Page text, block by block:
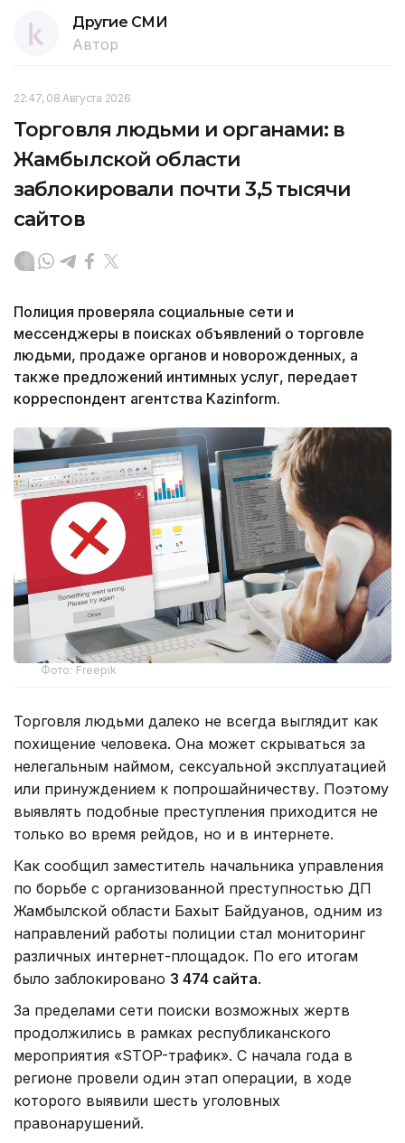
Другие СМИ
Автор
22:47, 08 Августа 2026
Торговля людьми и органами: в
Жамбылской области
заблокировали почти 3,5 тысячи
сайтов
Полиция проверяла социальные сети и
мессенджеры в поисках объявлений о торговле
людьми, продаже органов и новорожденных, а
также предложений интимных услуг, передает
корреспондент агентства Kazinform.
Фото: Freepik
Торговля людьми далеко не всегда выглядит как
похищение человека. Она может скрываться за
нелегальным наймом, сексуальной эксплуатацией
или принуждением к попрошайничеству. Поэтому
выявлять подобные преступления приходится не
только во время рейдов, но и в интернете.
Как сообщил заместитель начальника управления
по борьбе с организованной преступностью ДП
Жамбылской области Бахыт Байдуанов, одним из
направлений работы полиции стал мониторинг
различных интернет-площадок. По его итогам
было заблокировано 3 474 сайта.
За пределами сети поиски возможных жертв
продолжились в рамках республиканского
мероприятия «STOP-трафик». С начала года в
регионе провели один этап операции, в ходе
которого выявили шесть уголовных
правонарушений.